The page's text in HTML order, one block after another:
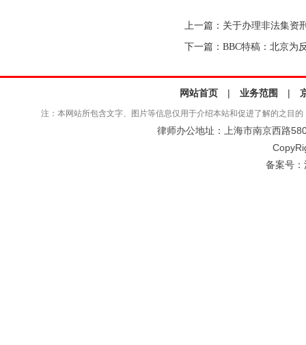
上一篇： 关于办理非法集资
下一篇： BBC特稿：北京为
网站首页 | 业务范围 |
注：本网站所包含文字、图片等信息仅用于介绍本站和促进了解的之目
律师办公地址：上海市南京西路
备案号：